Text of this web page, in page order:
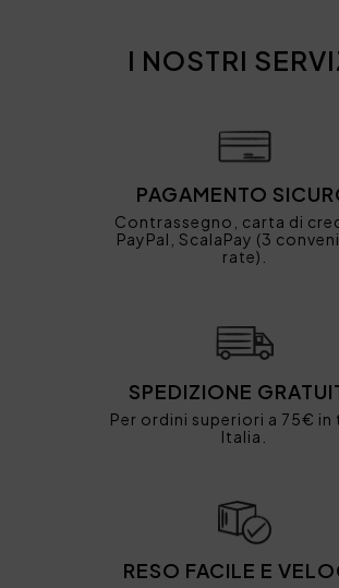
I NOSTRI
PAGAMENTO
Contrassegno, carta di
PayPal, ScalaPay (3
rate).
SPEDIZIONE
Per ordini superiori a 75€
Italia.
RESO FACILE E